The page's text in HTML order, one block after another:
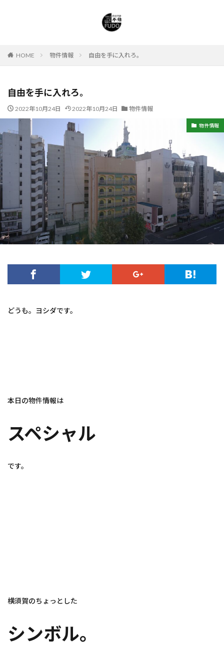
HOME 物件情報 自由を手に入れろ。
自由を手に入れろ。
2022年10月24日 2022年10月24日 物件情報
物件情報
どうも。ヨシダです。
本日の物件情報は
スペシャル
です。
横須賀のちょっとした
シンボル。